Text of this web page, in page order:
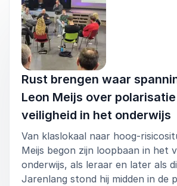
Rust brengen waar
Leon Meijs over
veiligheid in het onderwijs
Van klaslokaal naar hoog-
Meijs begon zijn loopbaan in het
onderwijs, als leraar en later als
Jarenlang stond hij midden in de